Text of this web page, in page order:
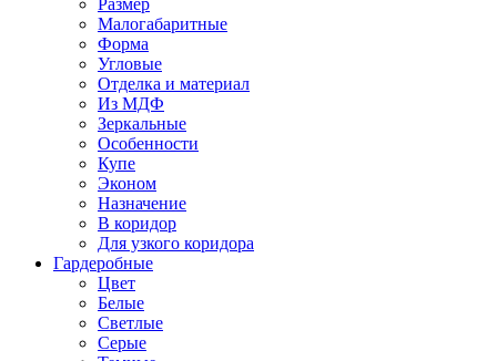
Размер
Малогабаритные
Форма
Угловые
Отделка и материал
Из МДФ
Зеркальные
Особенности
Купе
Эконом
Назначение
В коридор
Для узкого коридора
Гардеробные
Цвет
Белые
Светлые
Серые